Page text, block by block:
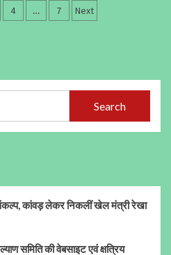
4 … 7 Next
Search
कांवड़ लेकर निकलीं खेल मंत्री रेखा
समिति की वेबसाइट एवं क्षत्रिय